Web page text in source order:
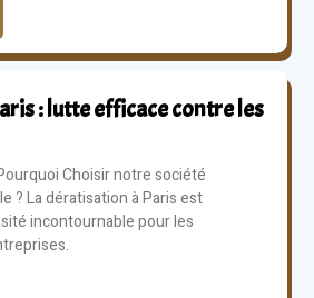
: lutte efficace contre les
Choisir notre société
? La dératisation à Paris est
incontournable pour les